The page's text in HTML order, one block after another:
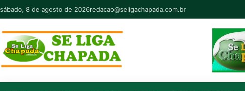
Pular para o conteúdo
sábado, 8 de agosto de 2026redacao@seligachapada.com.br